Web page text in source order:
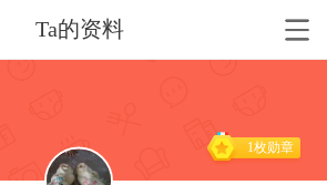
Ta的资料
1枚勋章